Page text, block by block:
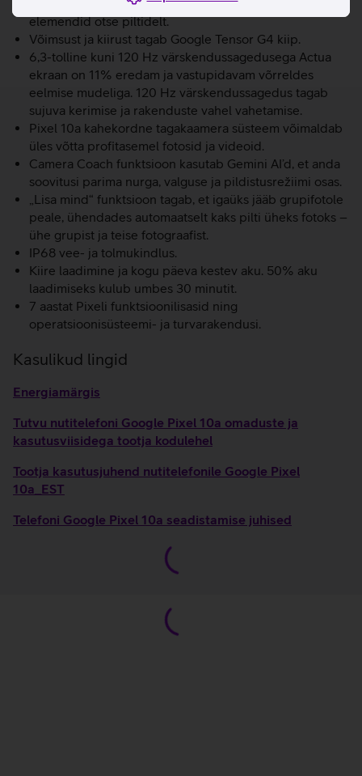
Tehisintellekt pakub võimalust eemaldada soovimatud
elemendid otse piltidelt.
Võimsust ja kiirust tagab Google Tensor G4 kiip.
6,3-tolline kuni 120 Hz värskendussagedusega Actua
ekraan on 11% eredam ja vastupidavam võrreldes
eelmise mudeliga. 120 Hz värskendussagedus tagab
sujuva kerimise ja rakenduste vahel vahetamise.
Pixel 10a kahekordne tagakaamera süsteem võimaldab
üles võtta profitasemel fotosid ja videoid.
Camera Coach funktsioon kasutab Gemini AI’d, et anda
soovitusi parima nurga, valguse ja pildistusrežiimi osas.
„Lisa mind“ funktsioon tagab, et igaüks jääb grupifotole
peale, ühendades automaatselt kaks pilti üheks fotoks –
ühe grupist ja teise fotograafist.
IP68 vee- ja tolmukindlus.
Kiire laadimine ja kogu päeva kestev aku. 50% aku
laadimiseks kulub umbes 30 minutit.
7 aastat Pixeli funktsioonilisasid ning
operatsioonisüsteemi- ja turvarakendusi.
Kasulikud lingid
Energiamärgis
Tutvu nutitelefoni Google Pixel 10a omaduste ja
kasutusviisidega tootja kodulehel
Tootja kasutusjuhend nutitelefonile Google Pixel
10a_EST
Telefoni Google Pixel 10a seadistamise juhised